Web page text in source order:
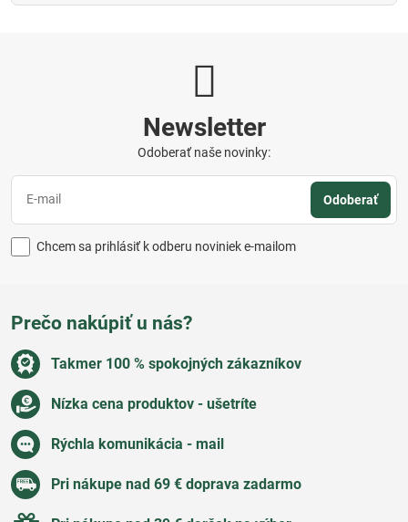
Newsletter
Odoberať naše novinky:
Odoberať
Chcem sa prihlásiť k odberu noviniek e-mailom
Prečo nakúpiť u nás?
Takmer 100 % spokojných zákazníkov
Nízka cena produktov - ušetríte
Rýchla komunikácia - mail
Pri nákupe nad 69 € doprava zadarmo